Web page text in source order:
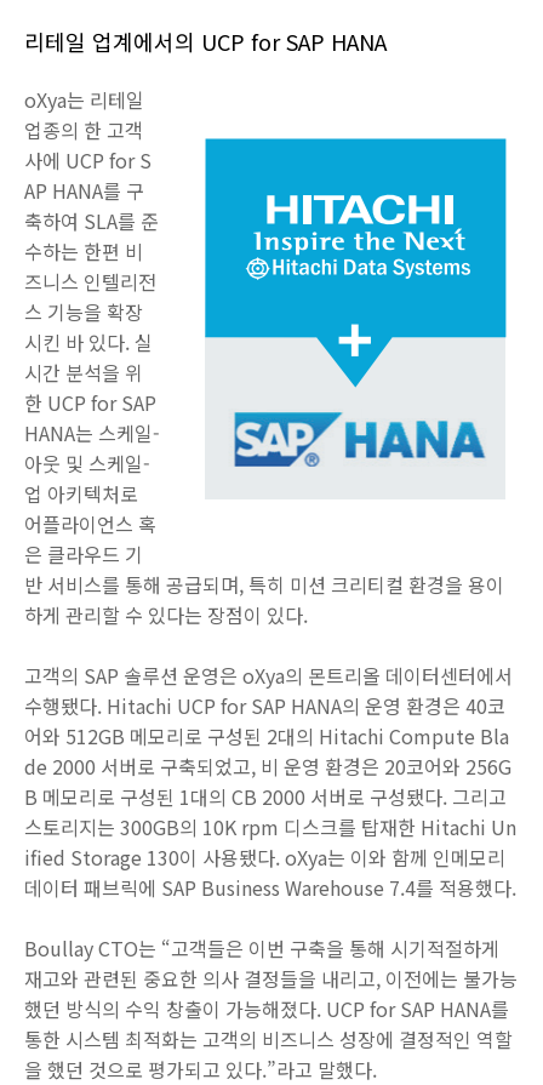
리테일 업계에서의 UCP for SAP HANA
oXya는 리테일
업종의 한 고객
사에 UCP for S
AP HANA를 구
축하여 SLA를 준
수하는 한편 비
즈니스 인텔리전
스 기능을 확장
시킨 바 있다. 실
시간 분석을 위
한 UCP for SAP
HANA는 스케일-
아웃 및 스케일-
업 아키텍처로
어플라이언스 혹
은 클라우드 기
반 서비스를 통해 공급되며, 특히 미션 크리티컬 환경을 용이
하게 관리할 수 있다는 장점이 있다.
고객의 SAP 솔루션 운영은 oXya의 몬트리올 데이터센터에서
수행됐다. Hitachi UCP for SAP HANA의 운영 환경은 40코
어와 512GB 메모리로 구성된 2대의 Hitachi Compute Bla
de 2000 서버로 구축되었고, 비 운영 환경은 20코어와 256G
B 메모리로 구성된 1대의 CB 2000 서버로 구성됐다. 그리고
스토리지는 300GB의 10K rpm 디스크를 탑재한 Hitachi Un
ified Storage 130이 사용됐다. oXya는 이와 함께 인메모리
데이터 패브릭에 SAP Business Warehouse 7.4를 적용했다.
Boullay CTO는 “고객들은 이번 구축을 통해 시기적절하게
재고와 관련된 중요한 의사 결정들을 내리고, 이전에는 불가능
했던 방식의 수익 창출이 가능해졌다. UCP for SAP HANA를
통한 시스템 최적화는 고객의 비즈니스 성장에 결정적인 역할
을 했던 것으로 평가되고 있다.”라고 말했다.